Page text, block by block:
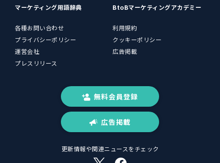
マーケティング用語辞典
BtoBマーケティングアカデミー
各種お問い合わせ
利用規約
プライバシーポリシー
クッキーポリシー
運営会社
広告掲載
プレスリリース
無料会員登録
広告掲載
更新情報や関連ニュースをチェック